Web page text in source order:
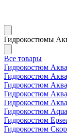
Гидрокостюмы
Все товары
Гидрокостюм
Гидрокостюм
Гидрокостюм
Гидрокостюм
Гидрокостюм
Гидрокостюм
Гидрокостюм
Гидрокостюм